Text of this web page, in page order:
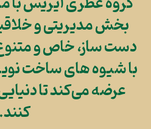
بخش مدیریتی و
دست ساز، خاص و
با شیوه های ساخت
عرضه می‌کند تا
کنند.